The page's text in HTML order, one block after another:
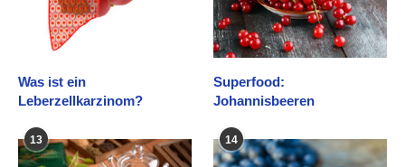
Was ist ein
Leberzellkarzinom?
Superfood:
Johannisbeeren
13 14